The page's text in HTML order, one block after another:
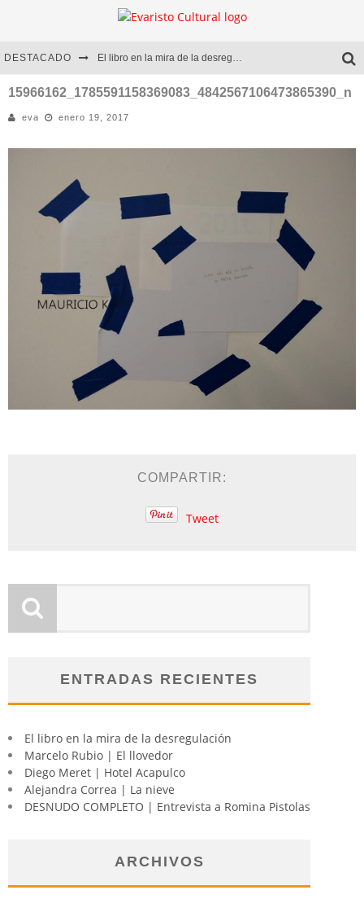
DESTACADO El libro en la mira de la desregulación
Marcelo Rubio | El llovedor
Diego Meret | Hotel Acapulco
15966162_1785591158369083_4842567106473865390_n
eva enero 19, 2017
COMPARTIR:
Tweet
ENTRADAS RECIENTES
El libro en la mira de la desregulación
Marcelo Rubio | El llovedor
Diego Meret | Hotel Acapulco
Alejandra Correa | La nieve
DESNUDO COMPLETO | Entrevista a Romina Pistolas
ARCHIVOS